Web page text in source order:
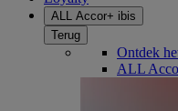
ALL Accor+ ibis
Terug
Ontdek
ALL